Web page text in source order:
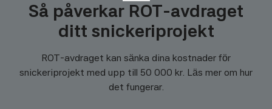
Så påverkar ROT-avdraget
ditt snickeriprojekt
ROT-avdraget kan sänka dina kostnader för
snickeriprojekt med upp till 50 000 kr. Läs mer om hur
det fungerar.